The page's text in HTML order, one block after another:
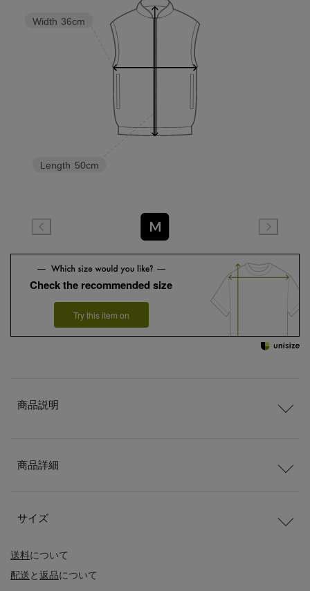
Length 50cm
Width 36cm
M
Check the recommended size
Try this item on
送料について
配送と返品について
商品説明
商品詳細
サイズ